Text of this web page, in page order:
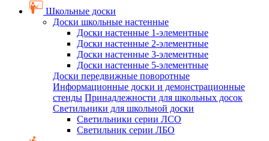
Школьные доски
Доски школьные настенные
Доски настенные 1-элементные
Доски настенные 2-элементные
Доски настенные 3-элементные
Доски настенные 5-элементные
Доски передвижные поворотные
Информационные доски и демонстрационные
стенды Принадлежности для школьных досок
Светильники для школьной доски
Светильники серии ЛСО
Светильник серии ЛБО